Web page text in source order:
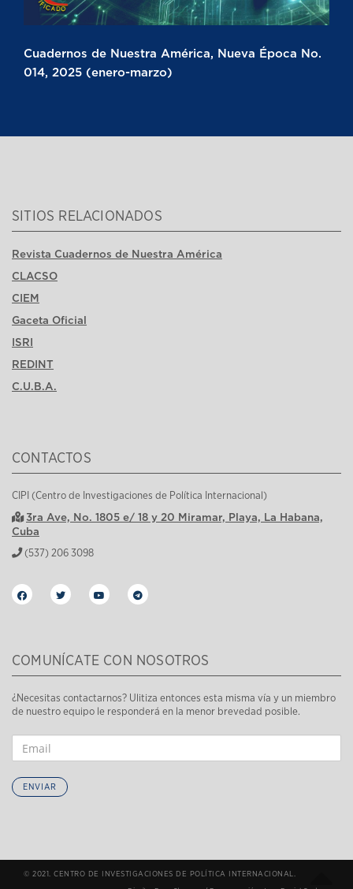
Cuadernos de Nuestra América, Nueva Época No.
014, 2025 (enero-marzo)
SITIOS RELACIONADOS
Revista Cuadernos de Nuestra América
CLACSO
CIEM
Gaceta Oficial
ISRI
REDINT
C.U.B.A.
CONTACTOS
CIPI (Centro de Investigaciones de Política Internacional)
3ra Ave, No. 1805 e/ 18 y 20 Miramar, Playa, La Habana,
Cuba
(537) 206 3098
COMUNÍCATE CON NOSOTROS
¿Necesitas contactarnos? Ulitiza entonces esta misma vía y un miembro
de nuestro equipo le responderá en la menor brevedad posible.
ENVIAR
© 2021. CENTRO DE INVESTIGACIONES DE POLÍTICA INTERNACIONAL.